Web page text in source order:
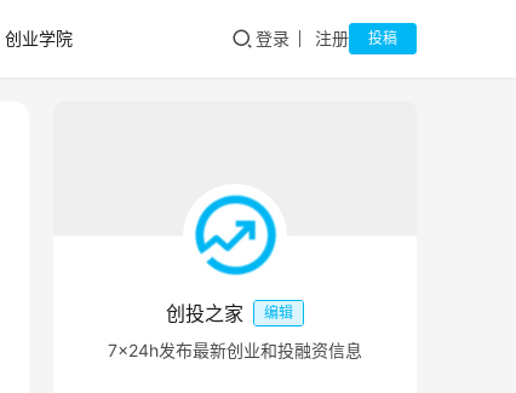
创业学院 登录 注册 投稿
创投之家 编辑
7×24h发布最新创业和投融资信息